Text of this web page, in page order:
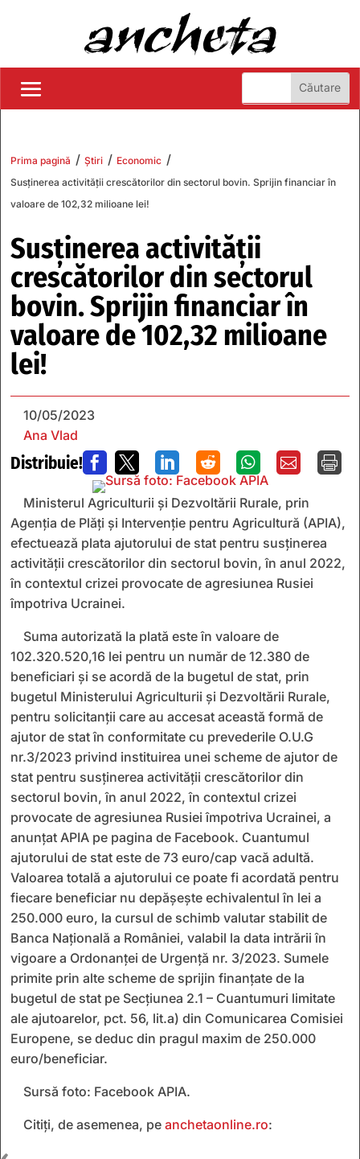
Prima pagină / Știri / Economic /
Susținerea activității crescătorilor din sectorul bovin. Sprijin financiar în
valoare de 102,32 milioane lei!
Susținerea activității
crescătorilor din sectorul
bovin. Sprijin financiar în
valoare de 102,32 milioane
lei!
10/05/2023
Ana Vlad
Distribuie!       
Ministerul Agriculturii și Dezvoltării Rurale, prin
Agenția de Plăți și Intervenție pentru Agricultură (APIA),
efectuează plata ajutorului de stat pentru susținerea
activității crescătorilor din sectorul bovin, în anul 2022,
în contextul crizei provocate de agresiunea Rusiei
împotriva Ucrainei.
Suma autorizată la plată este în valoare de
102.320.520,16 lei pentru un număr de 12.380 de
beneficiari și se acordă de la bugetul de stat, prin
bugetul Ministerului Agriculturii și Dezvoltării Rurale,
pentru solicitanții care au accesat această formă de
ajutor de stat în conformitate cu prevederile O.U.G
nr.3/2023 privind instituirea unei scheme de ajutor de
stat pentru susținerea activității crescătorilor din
sectorul bovin, în anul 2022, în contextul crizei
provocate de agresiunea Rusiei împotriva Ucrainei, a
anunțat APIA pe pagina de Facebook. Cuantumul
ajutorului de stat este de 73 euro/cap vacă adultă.
Valoarea totală a ajutorului ce poate fi acordată pentru
fiecare beneficiar nu depăşeşte echivalentul în lei a
250.000 euro, la cursul de schimb valutar stabilit de
Banca Națională a României, valabil la data intrării în
vigoare a Ordonanței de Urgență nr. 3/2023. Sumele
primite prin alte scheme de sprijin finanțate de la
bugetul de stat pe Secțiunea 2.1 – Cuantumuri limitate
ale ajutoarelor, pct. 56, lit.a) din Comunicarea Comisiei
Europene, se deduc din pragul maxim de 250.000
euro/beneficiar.
Sursă foto: Facebook APIA.
Citiți, de asemenea, pe anchetaonline.ro: